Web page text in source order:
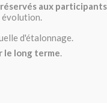
aux participants
évolution.
d'étalonnage.
le long terme.